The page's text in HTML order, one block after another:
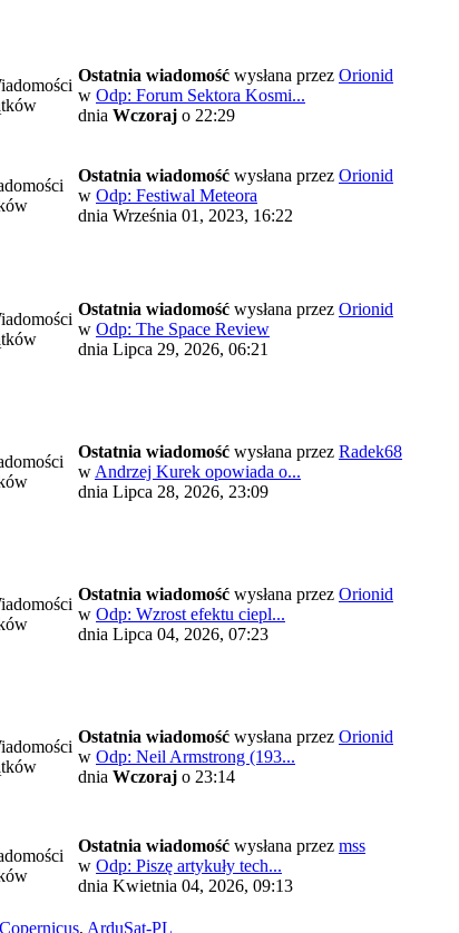
Ostatnia wiadomość wysłana przez Orionid
w Odp: Forum Sektora Kosmi...
dnia Wczoraj o 22:29
Ostatnia wiadomość wysłana przez Orionid
w Odp: Festiwal Meteora
dnia Września 01, 2023, 16:22
Ostatnia wiadomość wysłana przez Orionid
w Odp: The Space Review
dnia Lipca 29, 2026, 06:21
Ostatnia wiadomość wysłana przez Radek68
w Andrzej Kurek opowiada o...
dnia Lipca 28, 2026, 23:09
Ostatnia wiadomość wysłana przez Orionid
w Odp: Wzrost efektu ciepl...
dnia Lipca 04, 2026, 07:23
Ostatnia wiadomość wysłana przez Orionid
w Odp: Neil Armstrong (193...
dnia Wczoraj o 23:14
Ostatnia wiadomość wysłana przez mss
w Odp: Piszę artykuły tech...
dnia Kwietnia 04, 2026, 09:13
, ArduSat-PL